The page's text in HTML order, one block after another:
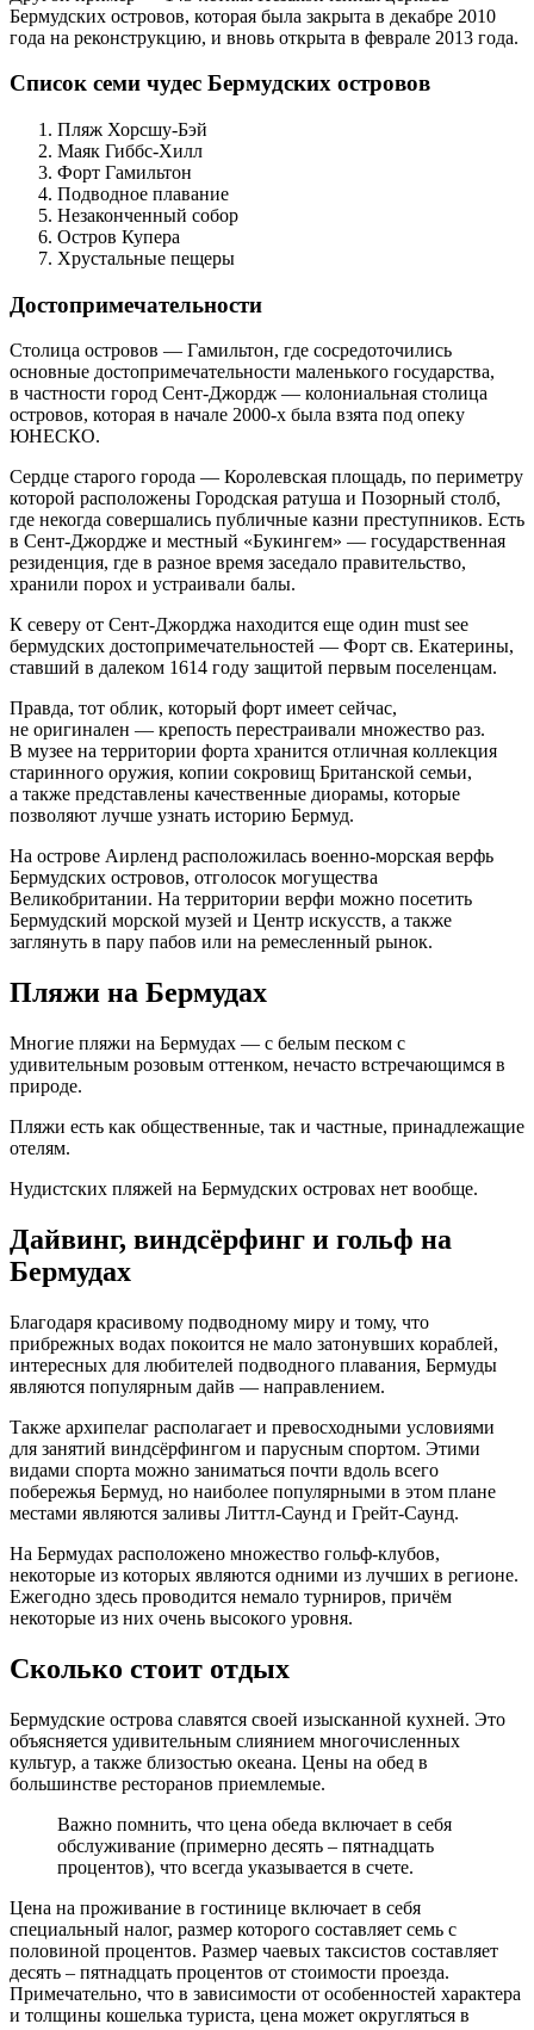
Бермудских островов, которая была закрыта в декабре 2010
года на реконструкцию, и вновь открыта в феврале 2013 года.
Список семи чудес Бермудских островов
Пляж Хорсшу-Бэй
Маяк Гиббс-Хилл
Форт Гамильтон
Подводное плавание
Незаконченный собор
Остров Купера
Хрустальные пещеры
Достопримечательности
Столица островов — Гамильтон, где сосредоточились
основные достопримечательности маленького государства,
в частности город Сент-Джордж — колониальная столица
островов, которая в начале 2000-х была взята под опеку
ЮНЕСКО.
Сердце старого города — Королевская площадь, по периметру
которой расположены Городская ратуша и Позорный столб,
где некогда совершались публичные казни преступников. Есть
в Сент-Джордже и местный «Букингем» — государственная
резиденция, где в разное время заседало правительство,
хранили порох и устраивали балы.
К северу от Сент-Джорджа находится еще один must see
бермудских достопримечательностей — Форт св. Екатерины,
ставший в далеком 1614 году защитой первым поселенцам.
Правда, тот облик, который форт имеет сейчас,
не оригинален — крепость перестраивали множество раз.
В музее на территории форта хранится отличная коллекция
старинного оружия, копии сокровищ Британской семьи,
а также представлены качественные диорамы, которые
позволяют лучше узнать историю Бермуд.
На острове Аирленд расположилась военно-морская верфь
Бермудских островов, отголосок могущества
Великобритании. На территории верфи можно посетить
Бермудский морской музей и Центр искусств, а также
заглянуть в пару пабов или на ремесленный рынок.
Пляжи на Бермудах
Многие пляжи на Бермудах — с белым песком с
удивительным розовым оттенком, нечасто встречающимся в
природе.
Пляжи есть как общественные, так и частные, принадлежащие
отелям.
Нудистских пляжей на Бермудских островах нет вообще.
Дайвинг, виндсёрфинг и гольф на
Бермудах
Благодаря красивому подводному миру и тому, что
прибрежных водах покоится не мало затонувших кораблей,
интересных для любителей подводного плавания, Бермуды
являются популярным дайв — направлением.
Также архипелаг располагает и превосходными условиями
для занятий виндсёрфингом и парусным спортом. Этими
видами спорта можно заниматься почти вдоль всего
побережья Бермуд, но наиболее популярными в этом плане
местами являются заливы Литтл-Саунд и Грейт-Саунд.
На Бермудах расположено множество гольф-клубов,
некоторые из которых являются одними из лучших в регионе.
Ежегодно здесь проводится немало турниров, причём
некоторые из них очень высокого уровня.
Сколько стоит отдых
Бермудские острова славятся своей изысканной кухней. Это
объясняется удивительным слиянием многочисленных
культур, а также близостью океана. Цены на обед в
большинстве ресторанов приемлемые.
Важно помнить, что цена обеда включает в себя
обслуживание (примерно десять – пятнадцать
процентов), что всегда указывается в счете.
Цена на проживание в гостинице включает в себя
специальный налог, размер которого составляет семь с
половиной процентов. Размер чаевых таксистов составляет
десять – пятнадцать процентов от стоимости проезда.
Примечательно, что в зависимости от особенностей характера
и толщины кошелька туриста, цена может округляться в